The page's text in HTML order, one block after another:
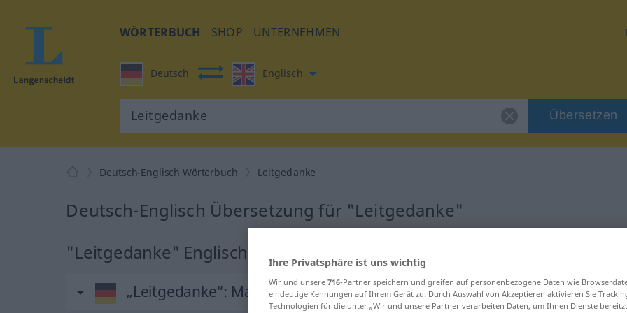
WÖRTERBUCH SHOP UNTERNEHMEN
Deutsch Englisch
Übersetzen
Deutsch-Englisch Wörterbuch Leitgedanke
Deutsch-Englisch Übersetzung für "Leitgedanke"
"Leitgedanke" Englisch Übersetzung
„Leitgedanke“: Maskulinum
Ihre Privatsphäre ist uns wichtig
Wir und unsere 716-Partner speichern und greifen auf personenbezogene Daten wie
eindeutige Kennungen auf Ihrem Gerät zu. Durch Auswahl von Akzeptieren aktivieren Sie
Technologien für die unter „Wir und unsere Partner verarbeiten Daten, um Ihnen Dienste